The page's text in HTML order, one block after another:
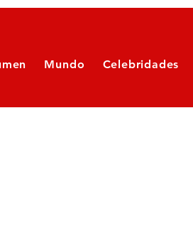
Mundo Celebridades